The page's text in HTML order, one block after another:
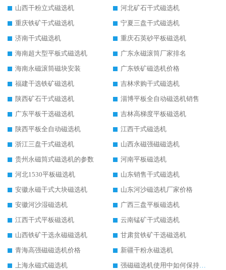
山西干粉立式磁选机
河北矿石干式磁选机
重庆铁矿干式磁选机
宁夏三盘干式磁选机
济南干式磁选机
重庆石英砂平板磁选机
海南超大型平板式磁选机
广东永磁滚筒厂家排名
海南永磁滚筒磁块安装
广东铁矿磁选机价格
福建干选铁矿磁选机
吉林求购干式磁选机
陕西矿石干式磁选机
淄博平板全自动磁选机销售
广东平板干选磁选机
吉林高梯度平板磁选机
陕西平板全自动磁选机
江西干式磁选机
浙江三盘干式磁选机
山西永磁强磁磁选机
贵州永磁筒式磁选机的参数
河南平板磁选机
河北1530平板磁选机
山东销售干式磁选机
安徽永磁干式大块磁选机
山东河沙磁选机厂家价格
安徽河沙湿磁选机
广西三盘平板磁选机
江西干式平板磁选机
云南锰矿干式磁选机
山西铁矿干选永磁磁选机
甘肃贫铁矿干选磁选机
青海高强磁磁选机价格
新疆干粉永磁选机
上海永磁式磁选机
强磁磁选机使用中如何保持其顺畅运行